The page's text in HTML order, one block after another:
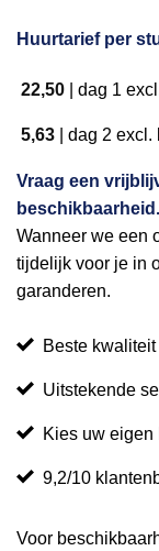
Huurtarief per
22,50 dag 1
5,63 dag 2 excl.
Vraag een
beschikbaarheid.
Wanneer we een
tijdelijk voor je in
garanderen.
Beste kwaliteit
Uitstekende
Kies uw eigen
9,2/10
Voor